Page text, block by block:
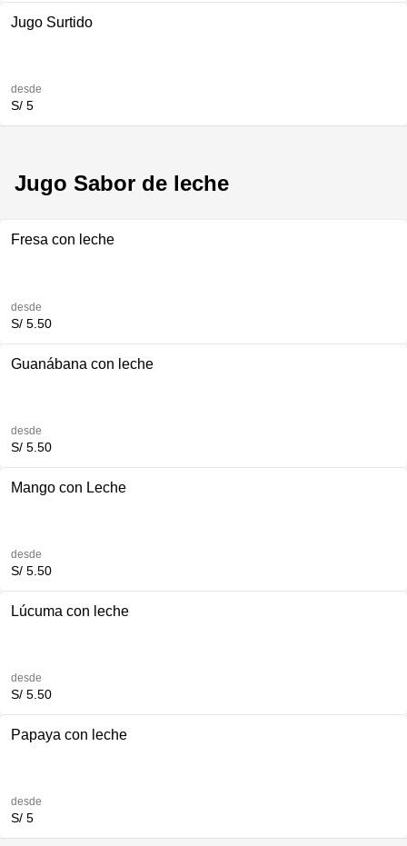
Jugo Surtido
desde
S/ 5
Jugo Sabor de leche
Fresa con leche
desde
S/ 5.50
Guanábana con leche
desde
S/ 5.50
Mango con Leche
desde
S/ 5.50
Lúcuma con leche
desde
S/ 5.50
Papaya con leche
desde
S/ 5